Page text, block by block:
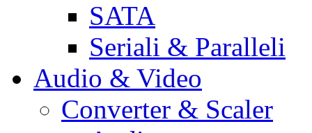
SATA
Seriali & Paralleli
Audio & Video
Converter & Scaler